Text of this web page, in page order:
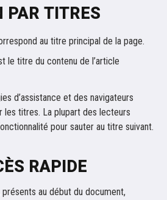
PAR TITRES
au titre principal de la page.
le titre du contenu de l’article
d’assistance et des navigateurs
les titres. La plupart des lecteurs
pour sauter au titre suivant.
RAPIDE
présents au début du document,